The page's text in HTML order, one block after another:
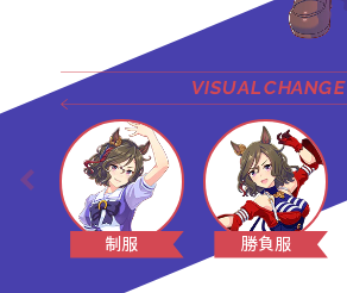
VISUALCHANGE
制服 勝負服